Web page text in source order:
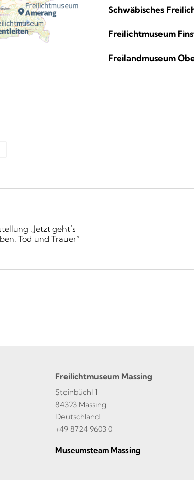
Schwäbisches
Freilichtmuseum
Freilandmuseum
„Jetzt geht’s
Tod und Trauer“
Freilichtmuseum Massing
Steinbüchl 1
84323 Massing
Deutschland
+49 8724 9603 0
Museumsteam Massing